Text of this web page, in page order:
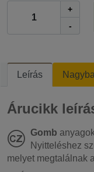
+
-
Leírás
Árucikk
Gomb
Nyitteléshez
melyet megtalálnak a